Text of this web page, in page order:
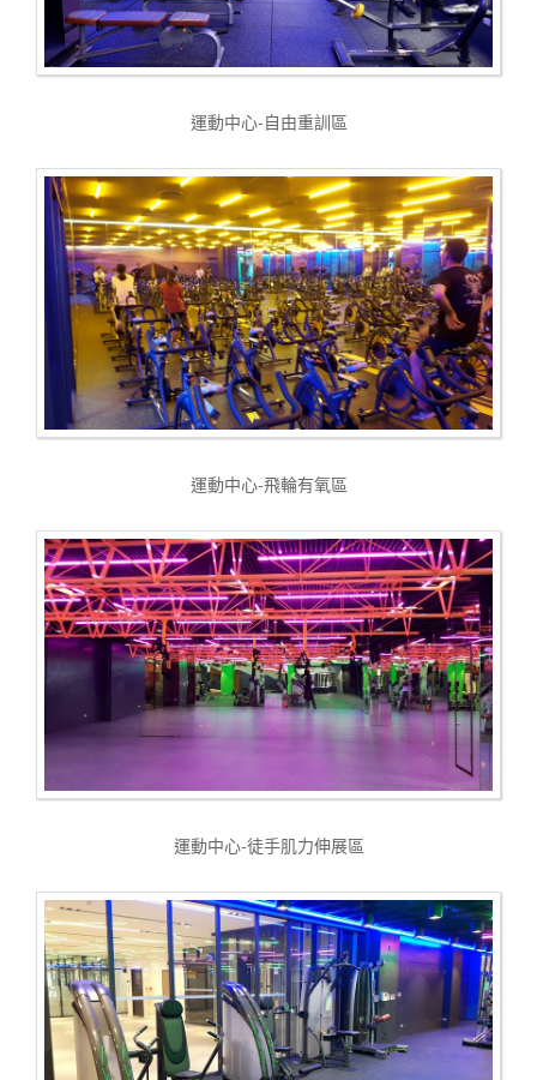
運動中心-自由重訓區
運動中心-飛輪有氧區
運動中心-徒手肌力伸展區